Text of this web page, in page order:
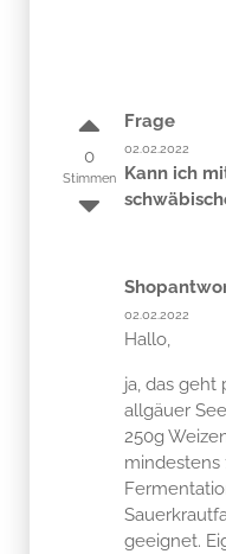
0
Stimmen
Frage
02.02.2022
Kann ich
02.02.2022
Hallo,
ja, das geht
allgäuer
250g
mindestens
geeignet.